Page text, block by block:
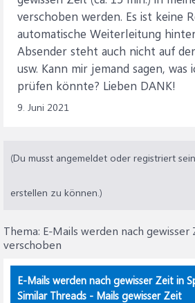
verschoben werden. Es ist keine
automatische Weiterleitung
Absender steht auch nicht auf
usw. Kann mir jemand sagen, was
prüfen könnte? Lieben DANK!
9. Juni 2021
(Du musst angemeldet oder registriert
erstellen zu können.)
Thema: E-Mails werden nach gewisser
verschoben
E-Mails werden nach gewisser Zeit in
Similar Threads - Mails gewisser Zeit